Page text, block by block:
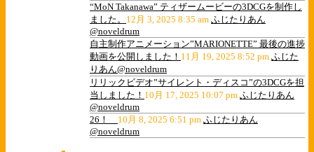
“MoN Takanawa” ティザームービーの3DCGを制作し
ました。 12月 3, 2025 8:35 am ふじたりあん
@noveldrum
自主制作アニメーション”MARIONETTE” 最後の進捗
動画を公開しました！ 11月 19, 2025 8:52 pm ふじた
りあん@noveldrum
リリックビデオ”サイレント・ディスコ”の3DCGを担
当しました！ 10月 17, 2025 10:07 pm ふじたりあん
@noveldrum
26！ 10月 8, 2025 6:51 pm ふじたりあん
@noveldrum